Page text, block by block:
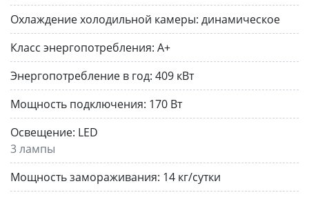
Охлаждение холодильной камеры: динамическое
Класс энергопотребления: A+
Энергопотребление в год: 409 кВт
Мощность подключения: 170 Вт
Освещение: LED
3 лампы
Мощность замораживания: 14 кг/сутки